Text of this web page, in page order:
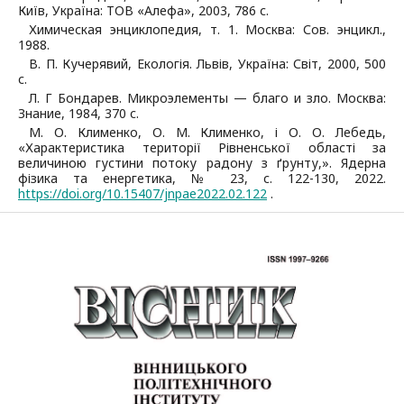
Київ, Україна: ТОВ «Алефа», 2003, 786 с.
Химическая энциклопедия, т. 1. Москва: Сов. энцикл.,
1988.
В. П. Кучерявий, Екологія. Львів, Україна: Світ, 2000, 500
с.
Л. Г Бондарев. Микроэлементы — благо и зло. Москва:
Знание, 1984, 370 с.
М. О. Клименко, О. М. Клименко, і О. О. Лебедь,
«Характеристика території Рівненської області за
величиною густини потоку радону з ґрунту,». Ядерна
фізика та енергетика, № 23, с. 122-130, 2022.
https://doi.org/10.15407/jnpae2022.02.122 .